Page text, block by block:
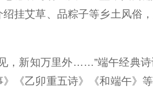
挂艾草、品粽子等乡土风俗
新知万里外……”端午经典诗
《乙卯重五诗》《和端午》